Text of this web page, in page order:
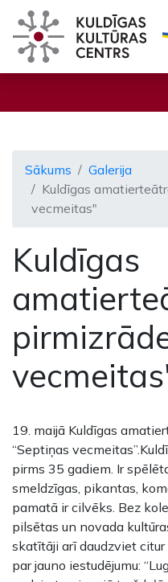
Sākums
Galerija
Kuldīgas
vecmeitas"
Kuldīgas
19. maijā Kuldīgas
“Septiņas
pirms 35 gadiem. Ir
smeldzīgas, pikantas,
pamatā ir cilvēks. Bez
pilsētas un novada
skatītāji arī daudzviet
par jauno iestudējumu: